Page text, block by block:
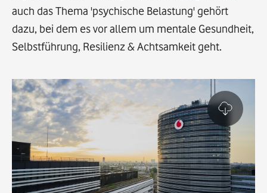
auch das Thema 'psychische Belastung' gehört
dazu, bei dem es vor allem um mentale Gesundheit,
Selbstführung, Resilienz & Achtsamkeit geht.